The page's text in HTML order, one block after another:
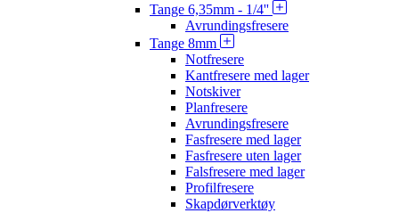
Tange 6,35mm - 1/4''
Avrundingsfresere
Tange 8mm
Notfresere
Kantfresere med lager
Notskiver
Planfresere
Avrundingsfresere
Fasfresere med lager
Fasfresere uten lager
Falsfresere med lager
Profilfresere
Skapdørverktøy